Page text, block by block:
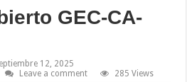
GEC-CA-
12, 2025
Leave a comment 285 Views